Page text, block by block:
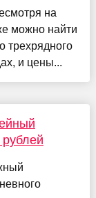
на
можно найти
трехрядного
и цены...